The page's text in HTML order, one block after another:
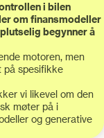
i bilen
om finansmodeller
begynner å
motoren, men
på spesifikke
vi likevel om den
møter på i
og generative